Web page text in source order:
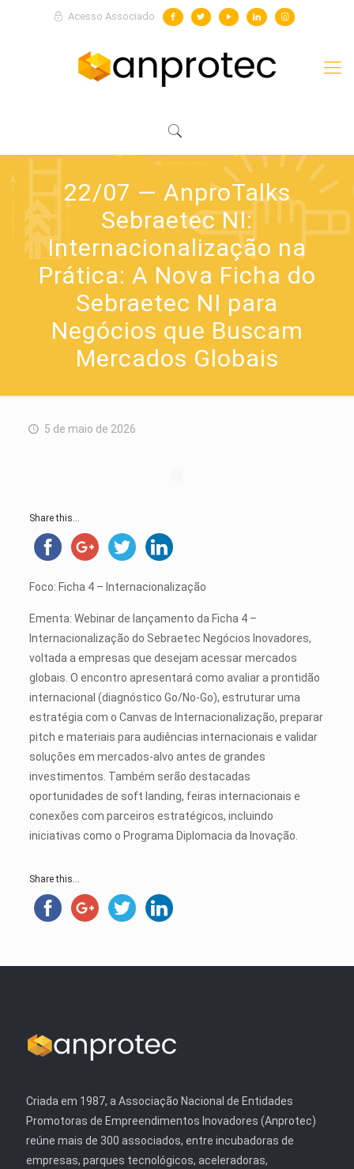
Acesso Associado
22/07 — AnproTalks
Sebraetec NI:
Internacionalização na
Prática: A Nova Ficha do
Sebraetec NI para
Negócios que Buscam
Mercados Globais
5 de maio de 2026
Share this...
Foco: Ficha 4 – Internacionalização
Ementa: Webinar de lançamento da Ficha 4 –
Internacionalização do Sebraetec Negócios Inovadores,
voltada a empresas que desejam acessar mercados
globais. O encontro apresentará como avaliar a prontidão
internacional (diagnóstico Go/No-Go), estruturar uma
estratégia com o Canvas de Internacionalização, preparar
pitch e materiais para audiências internacionais e validar
soluções em mercados-alvo antes de grandes
investimentos. Também serão destacadas
oportunidades de soft landing, feiras internacionais e
conexões com parceiros estratégicos, incluindo
iniciativas como o Programa Diplomacia da Inovação.
Share this...
Criada em 1987, a Associação Nacional de Entidades
Promotoras de Empreendimentos Inovadores (Anprotec)
reúne mais de 300 associados, entre incubadoras de
empresas, parques tecnológicos, aceleradoras,